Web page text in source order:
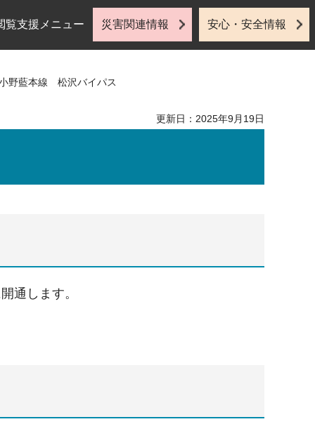
覧支援メニュー 災害関連情報 安心・安全情報
野藍本線 松沢バイパス
更新日：2025年9月19日
通します。